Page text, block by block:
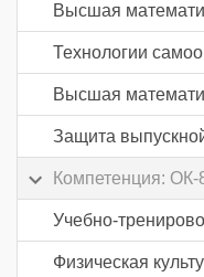
Высшая
Высшая
Компетенция: ОК-
Учебно-
Физическая